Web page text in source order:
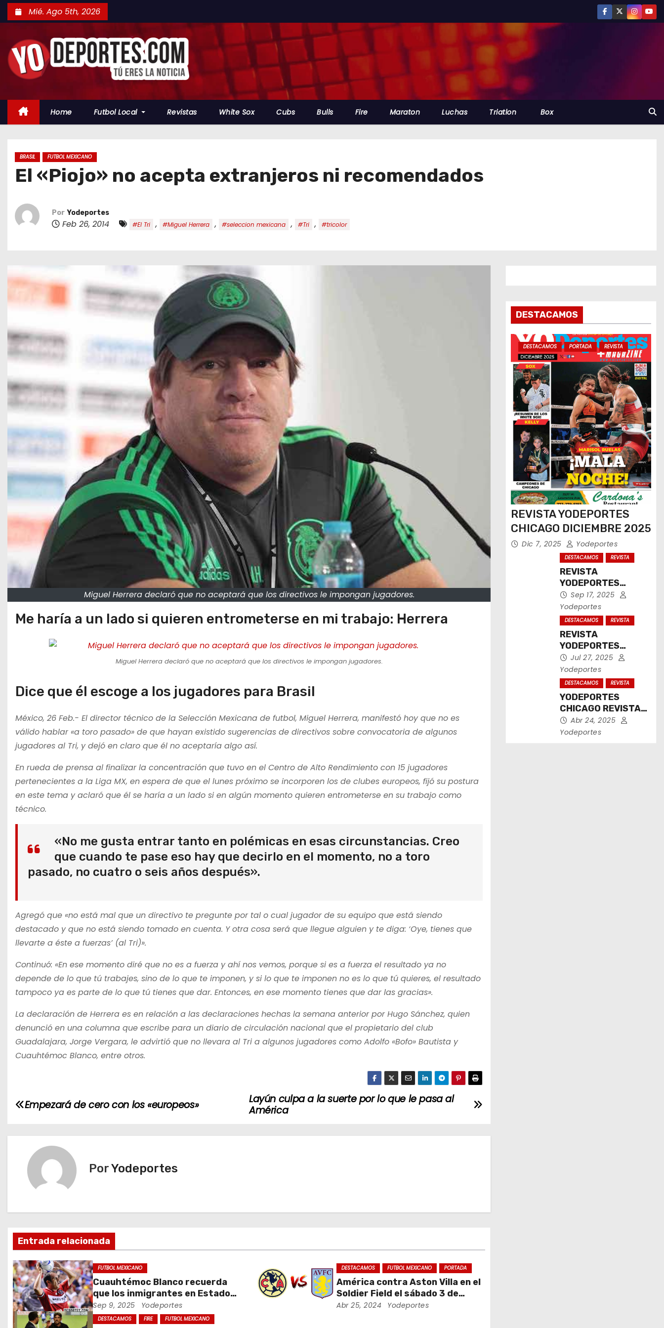
a
l
Mié. Ago 5th, 2026
Home Futbol Local Revistas White Sox Cubs Bulls Fire Maraton Luchas Triatlon Box
BRASIL FUTBOL MEXICANO
El «Piojo» no acepta extranjeros ni recomendados
Por Yodeportes
Feb 26, 2014 #El Tri , #Miguel Herrera , #seleccion mexicana , #Tri , #tricolor
Miguel Herrera declaró que no aceptará que los directivos le impongan jugadores.
Me haría a un lado si quieren entrometerse en mi trabajo: Herrera
Miguel Herrera declaró que no aceptará que los directivos le impongan jugadores.
Dice que él escoge a los jugadores para Brasil
México, 26 Feb.- El director técnico de la Selección Mexicana de futbol, Miguel Herrera, manifestó hoy que no es
válido hablar «a toro pasado» de que hayan existido sugerencias de directivos sobre convocatoria de algunos
jugadores al Tri, y dejó en claro que él no aceptaría algo así.
En rueda de prensa al finalizar la concentración que tuvo en el Centro de Alto Rendimiento con 15 jugadores
pertenecientes a la Liga MX, en espera de que el lunes próximo se incorporen los de clubes europeos, fijó su postura
en este tema y aclaró que él se haría a un lado si en algún momento quieren entrometerse en su trabajo como
técnico.
«No me gusta entrar tanto en polémicas en esas circunstancias. Creo
que cuando te pase eso hay que decirlo en el momento, no a toro
pasado, no cuatro o seis años después».
Agregó que «no está mal que un directivo te pregunte por tal o cual jugador de su equipo que está siendo
destacado y que no está siendo tomado en cuenta. Y otra cosa será que llegue alguien y te diga: ‘Oye, tienes que
llevarte a éste a fuerzas’ (al Tri)».
Continuó: «En ese momento diré que no es a fuerza y ahí nos vemos, porque si es a fuerza el resultado ya no
depende de lo que tú trabajes, sino de lo que te imponen, y si lo que te imponen no es lo que tú quieres, el resultado
tampoco ya es parte de lo que tú tienes que dar. Entonces, en ese momento tienes que dar las gracias».
La declaración de Herrera es en relación a las declaraciones hechas la semana anterior por Hugo Sánchez, quien
denunció en una columna que escribe para un diario de circulación nacional que el propietario del club
Guadalajara, Jorge Vergara, le advirtió que no llevara al Tri a algunos jugadores como Adolfo «Bofo» Bautista y
Cuauhtémoc Blanco, entre otros.
N
c
i
ó
n
d
Layún culpa a la suerte por lo que le pasa al
América
Empezará de cero con los «europeos»
PorYodeportes
Entrada relacionada
FUTBOL MEXICANO
Cuauhtémoc Blanco recuerda
que los inmigrantes en Estados
Unidos son gente trabajadora
Sep 9, 2025 Yodeportes
DESTACAMOS FUTBOL MEXICANO PORTADA
América contra Aston Villa en el
Soldier Field el sábado 3 de
agosto
Abr 25, 2024 Yodeportes
DESTACAMOS FIRE FUTBOL MEXICANO
DESTACAMOS
DESTACAMOS PORTADA REVISTA
REVISTA YODEPORTES
CHICAGO DICIEMBRE 2025
Dic 7, 2025 Yodeportes
DESTACAMOS REVISTA
REVISTA
YODEPORTES
CHICAGO
SEPTIEMBRE 2025
Sep 17, 2025
Yodeportes
DESTACAMOS REVISTA
REVISTA
YODEPORTES
CHICAGO JULIO
2025
Jul 27, 2025
Yodeportes
DESTACAMOS REVISTA
YODEPORTES
CHICAGO REVISTA
IMPRESA ABRIL
2025
Abr 24, 2025
Yodeportes